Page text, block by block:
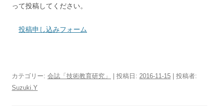
って投稿してください。
投稿申し込みフォーム
カテゴリー: 会誌「技術教育研究」 | 投稿日: 2016-11-15
投稿者:
Suzuki.Y